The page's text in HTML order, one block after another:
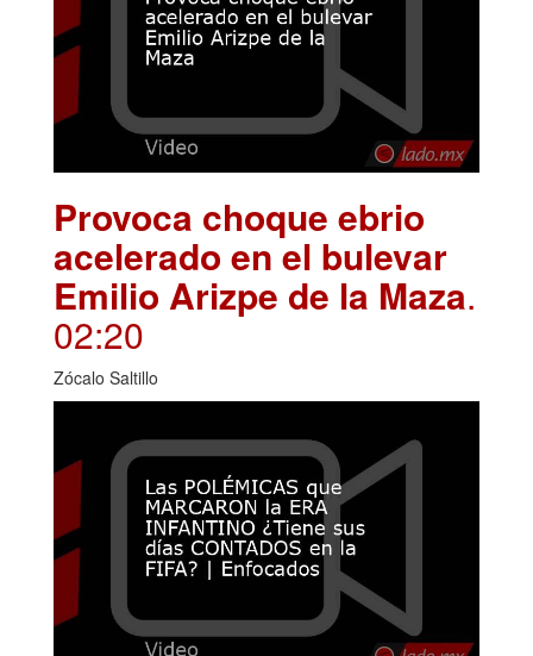
Provoca choque ebrio
acelerado en el bulevar
Emilio Arizpe de la Maza.
02:20
Zócalo Saltillo